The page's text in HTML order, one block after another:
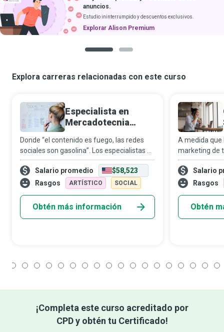
anuncios.
Estudio ininterrumpido y descuentos exclusivos.
Explorar Alison Premium
Explora carreras relacionadas con este curso
Especialista en
Mercadotecnia
Donde “el contenido es fuego, las redes
sociales son gasolina”. Los especialistas en
mercadotecnia digital se esfuerzan por
entregar contenido útil en el momento
preciso en que el comprador lo necesit
Salario promedio
$58,523
Rasgos
ARTÍSTICO SOCIAL
Obtén más información
A medida que
marketing de
cada vez más
llegar a sus
de gerentes
Salario
Rasgos
Obtén
¡Completa este curso acreditado por
CPD y obtén tu Certificado!